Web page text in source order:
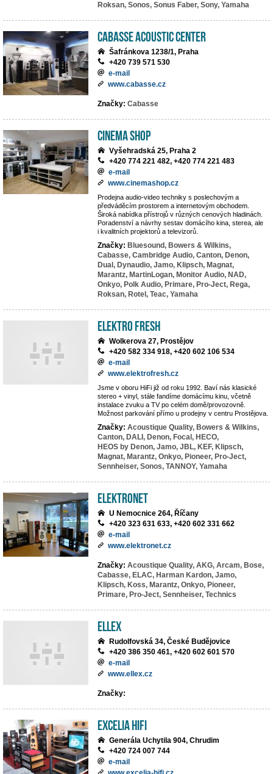
Roksan, Sonos, Sonus Faber, Sony, Yamaha
Cabasse Acoustic Center
Šafránkova 1238/1, Praha
+420 739 571 530
e-mail
www.cabasse.cz
Značky: Cabasse
Cinema Shop
Vyšehradská 25, Praha 2
+420 774 221 482, +420 774 221 483
e-mail
www.cinemashop.cz
Prodejna audio-video techniky s poslechovým a
předváděcím prostorem a internetovým obchodem.
Široká nabídka přístrojů v různých cenových hladinách.
Poradenství a návrhy sestav domácího kina, sterea, ale
i kvalitních projektorů a televizorů.
Značky: Bluesound, Bowers & Wilkins,
Cabasse, Cambridge Audio, Canton, Denon,
Dual, Dynaudio, Jamo, Klipsch, Magnat,
Marantz, MartinLogan, Monitor Audio, NAD,
Onkyo, Polk Audio, Primare, Pro-Ject, Rega,
Roksan, Rotel, Teac, Yamaha
Elektro Fresh
Wolkerova 27, Prostějov
+420 582 334 918, +420 602 106 534
e-mail
www.elektrofresh.cz
Jsme v oboru HiFi již od roku 1992. Baví nás klasické
stereo + vinyl, stále fandíme domácímu kinu, včetně
instalace zvuku a TV po celém domě/provozovně.
Možnost parkování přímo u prodejny v centru Prostějova.
Značky: Acoustique Quality, Bowers & Wilkins,
Canton, DALI, Denon, Focal, HECO,
HEOS by Denon, Jamo, JBL, KEF, Klipsch,
Magnat, Marantz, Onkyo, Pioneer, Pro-Ject,
Sennheiser, Sonos, TANNOY, Yamaha
ElektroNet
U Nemocnice 264, Říčany
+420 323 631 633, +420 602 331 662
e-mail
www.elektronet.cz
Značky: Acoustique Quality, AKG, Arcam, Bose,
Cabasse, ELAC, Harman Kardon, Jamo,
Klipsch, Koss, Marantz, Onkyo, Pioneer,
Primare, Pro-Ject, Sennheiser, Technics
ELLEX
Rudolfovská 34, České Budějovice
+420 386 350 461, +420 602 601 570
e-mail
www.ellex.cz
Značky:
EXCELIA HIFI
Generála Uchytila 904, Chrudim
+420 724 007 744
e-mail